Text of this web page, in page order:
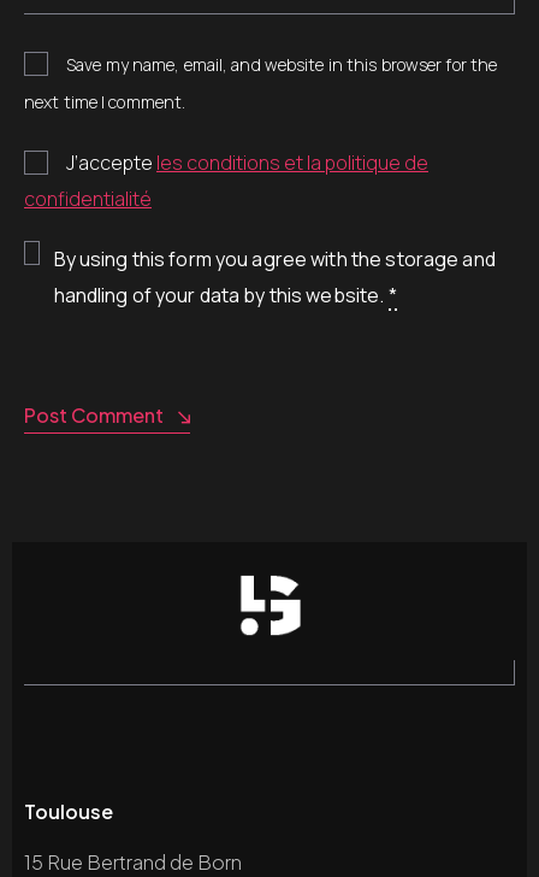
Save my name, email, and website in this browser for the
next time I comment.
J’accepte les conditions et la politique de
confidentialité
By using this form you agree with the storage and
handling of your data by this website. *
Post Comment
Toulouse
15 Rue Bertrand de Born